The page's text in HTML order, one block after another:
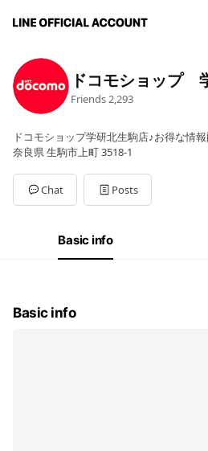
ドコモショップ
Friends 2,293
ドコモショップ学研北生駒店♪お得な情
奈良県 生駒市上町 3518-1
Chat Posts
Basic info
Basic info